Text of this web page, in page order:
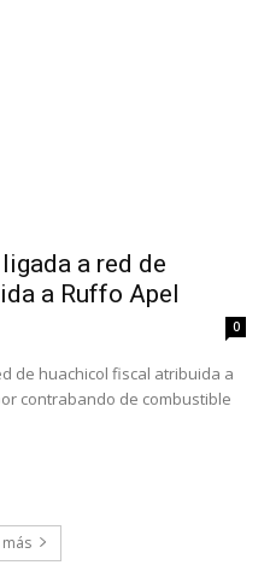
a red de
a Ruffo Apel
0
de huachicol fiscal atribuida a
contrabando de combustible